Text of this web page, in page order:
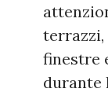
finestre
durante